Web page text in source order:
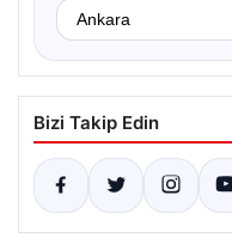
Bizi Takip Edin